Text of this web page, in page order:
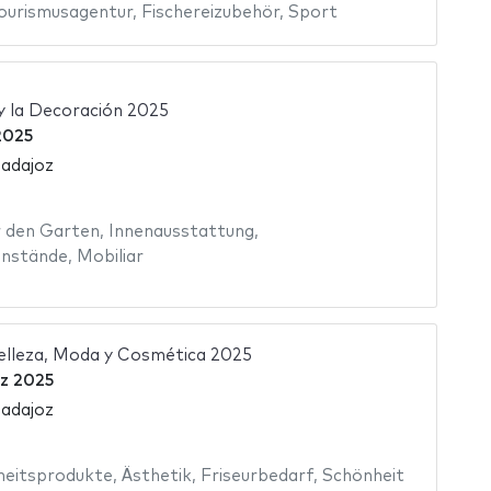
, Fischereizubehör, Sport
la Decoración 2025
Garten, Innenausstattung,
, Mobiliar
Moda y Cosmética 2025
2025
, Ästhetik, Friseurbedarf, Schönheit